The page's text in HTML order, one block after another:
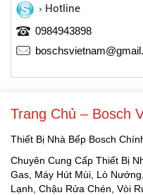
Hotline
0984943898
Trang Chủ – Bosch
Thiết Bị Nhà Bếp Bosch
Chuyên Cung Cấp Thiết Bị
Gas, Máy Hút Mùi, Lò
Lạnh, Chậu Rửa Chén, Vòi